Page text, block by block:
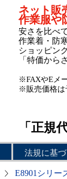
ネット販
作業服や
安さを比べ
作業着・防
ショッピン
「特価から
※FAXやEメ
※販売価格は
「正規
法規に基
E8901シリー